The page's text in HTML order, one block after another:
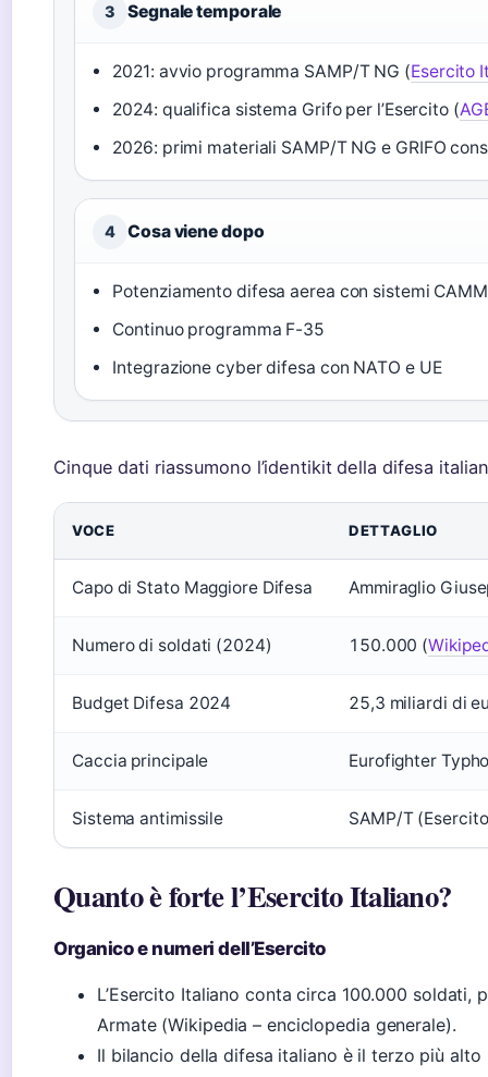
3 Segnale temporale
2021: avvio programma SAMP/T NG (Esercito
2024: qualifica sistema Grifo per l’Esercito (
2026: primi materiali SAMP/T NG e GRIFO
4 Cosa viene dopo
Potenziamento difesa aerea con sistemi
Continuo programma F-35
Integrazione cyber difesa con NATO e UE
Cinque dati riassumono l’identikit della difesa
VOCE DETTAGLIO
Capo di Stato Maggiore Difesa Ammiraglio
Numero di soldati (2024) 150.000 (
Budget Difesa 2024 25,3 miliardi di
Caccia principale Eurofighter
Sistema antimissile SAMP/T
Quanto è forte l’Esercito Italiano?
Organico e numeri dell’Esercito
L’Esercito Italiano conta circa 100.000
Armate (Wikipedia – enciclopedia generale).
Il bilancio della difesa italiano è il terzo più